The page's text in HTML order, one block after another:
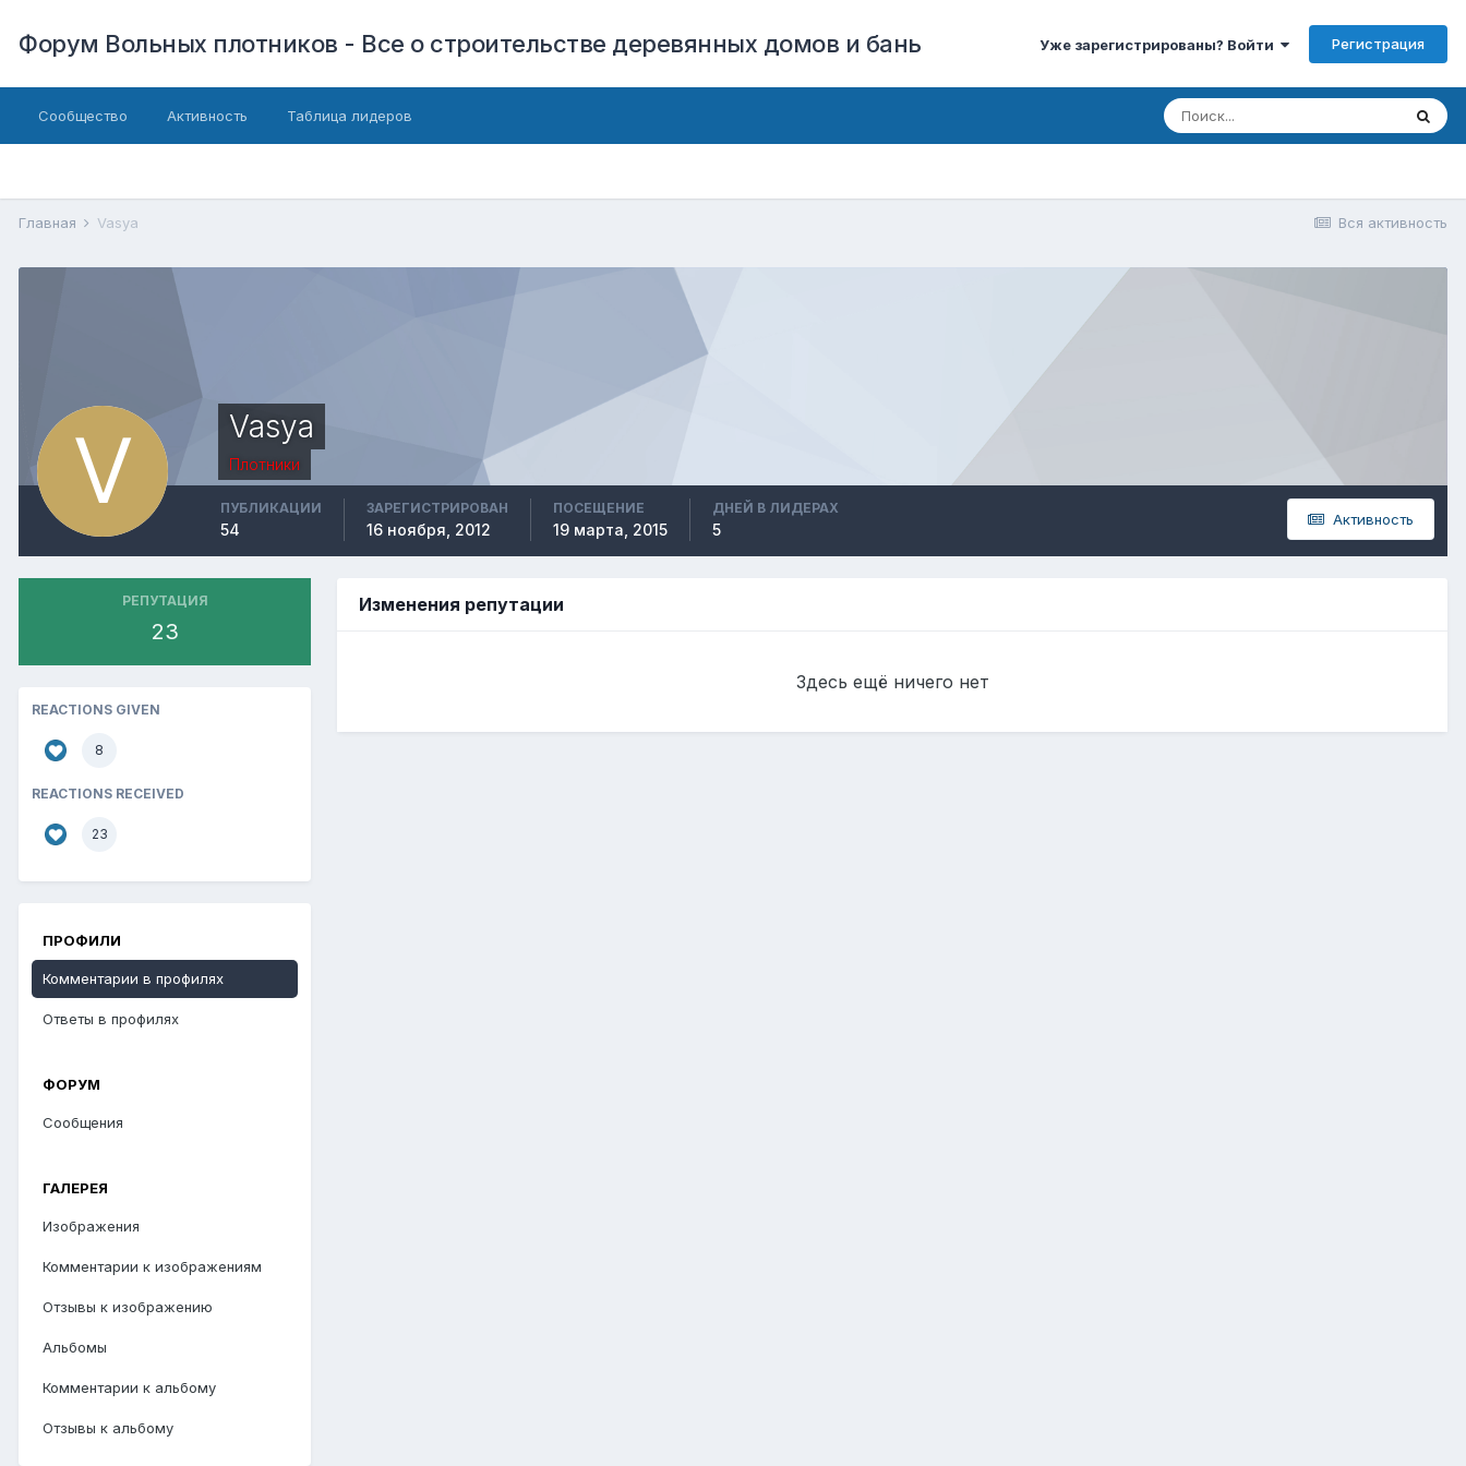
Форум Вольных плотников - Все о строительстве деревянных домов и бань Уже зарегистрированы? Войти Регистрация
Сообщество Активность Таблица лидеров
Вся активность
Главная Vasya
Vasya
Плотники
Активность
ПУБЛИКАЦИИ
54
ЗАРЕГИСТРИРОВАН
16 ноября, 2012
ПОСЕЩЕНИЕ
19 марта, 2015
ДНЕЙ В ЛИДЕРАХ
5
РЕПУТАЦИЯ
23
REACTIONS GIVEN
8
REACTIONS RECEIVED
23
ПРОФИЛИ
Комментарии в профилях
Ответы в профилях
ФОРУМ
Сообщения
ГАЛЕРЕЯ
Изображения
Комментарии к изображениям
Отзывы к изображению
Альбомы
Комментарии к альбому
Отзывы к альбому
Изменения репутации
Здесь ещё ничего нет